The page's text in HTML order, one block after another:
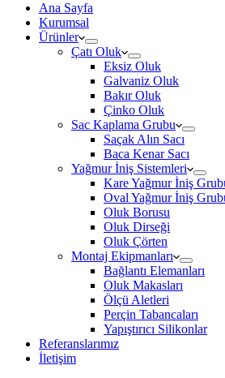
Ana Sayfa
Kurumsal
Ürünler
Çatı Oluk
Eksiz Oluk
Galvaniz Oluk
Bakır Oluk
Çinko Oluk
Sac Kaplama Grubu
Saçak Alın Sacı
Baca Kenar Sacı
Yağmur İniş Sistemleri
Kare Yağmur İniş
Oval Yağmur İniş
Oluk Borusu
Oluk Dirseği
Oluk Çörten
Montaj Ekipmanları
Bağlantı Elemanları
Oluk Makasları
Ölçü Aletleri
Perçin Tabancaları
Yapıştırıcı Silikonlar
Referanslarımız
İletişim